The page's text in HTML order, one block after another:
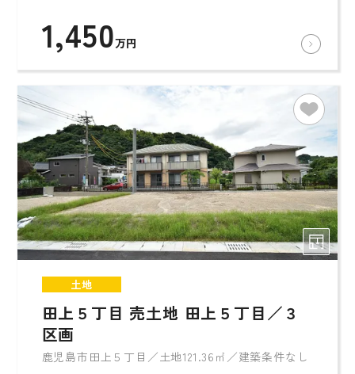
1,450万円
土地
田上５丁目 売土地 田上５丁目／３
区画
鹿児島市田上５丁目／土地121.36㎡／建築条件なし